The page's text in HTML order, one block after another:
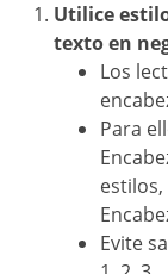
Utilice
texto en
Los
Para
estilos,
Evite